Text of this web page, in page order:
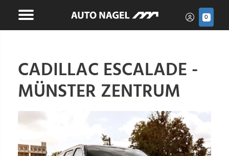
0
CADILLAC ESCALADE -
MÜNSTER ZENTRUM